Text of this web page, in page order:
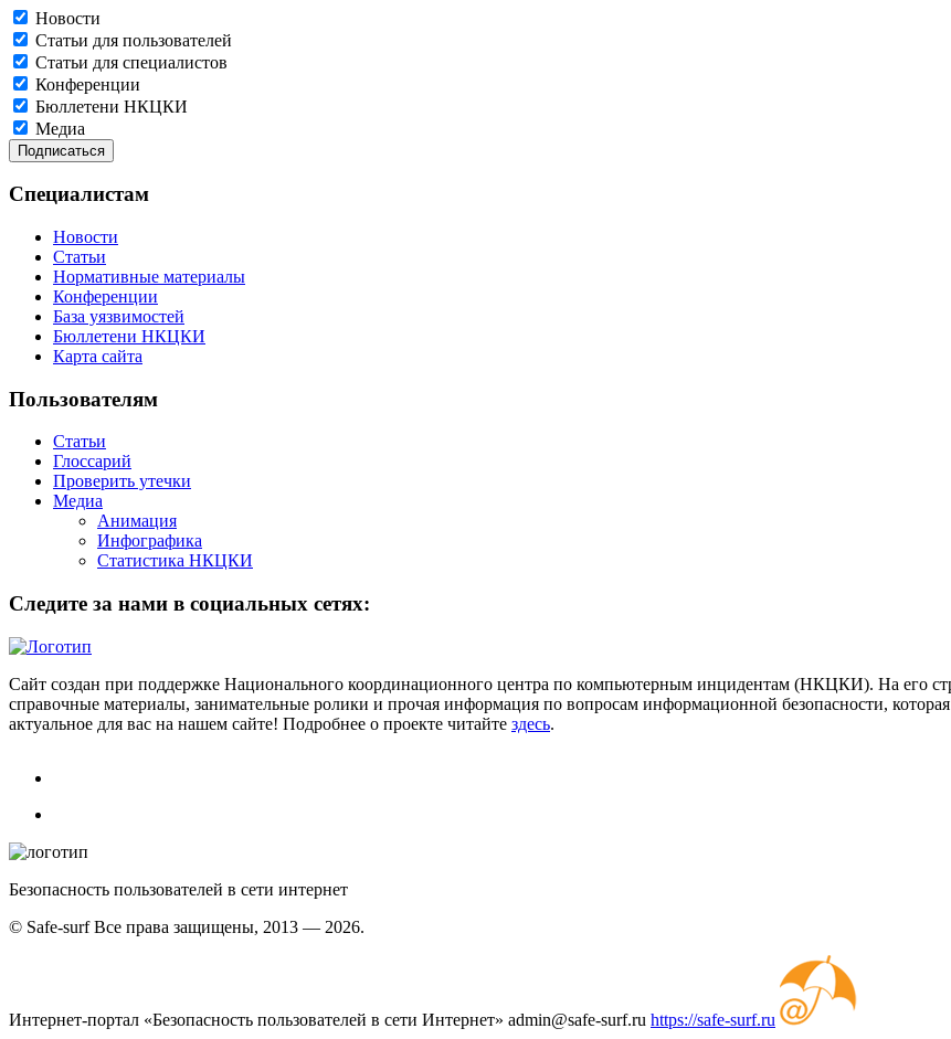
Новости
Статьи для пользователей
Статьи для специалистов
Конференции
Бюллетени НКЦКИ
Медиа
Специалистам
Новости
Статьи
Нормативные материалы
Конференции
База уязвимостей
Бюллетени НКЦКИ
Карта сайта
Пользователям
Статьи
Глоссарий
Проверить утечки
Медиа
Анимация
Инфографика
Статистика НКЦКИ
Следите за нами в социальных сетях:
Сайт создан при поддержке Национального координационного центра по компьютерным инцидентам (НКЦКИ). На его
справочные материалы, занимательные ролики и прочая информация по вопросам информационной безопасности,
актуальное для вас на нашем сайте! Подробнее о проекте читайте здесь.
Безопасность пользователей в сети интернет
© Safe-surf Все права защищены, 2013 — 2026.
Интернет-портал «Безопасность пользователей в сети Интернет» admin@safe-surf.ru https://safe-surf.ru